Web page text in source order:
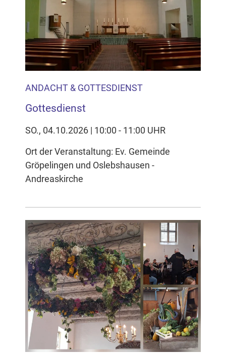
ANDACHT & GOTTESDIENST
Gottesdienst
SO., 04.10.2026 | 10:00 - 11:00 UHR
Ort der Veranstaltung: Ev. Gemeinde
Gröpelingen und Oslebshausen -
Andreaskirche